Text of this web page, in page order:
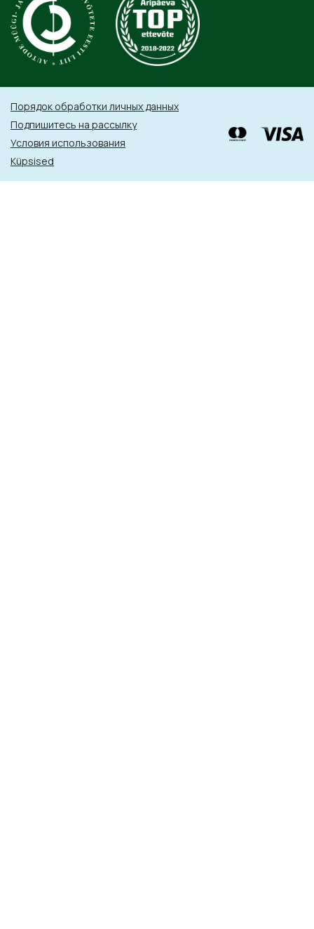
Порядок обработки личных данных
Подпишитесь на рассылку
Условия использования
Küpsised